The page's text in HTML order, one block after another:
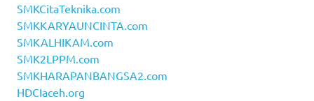
SMKCitaTeknika.com
SMKKARYAUNCINTA.com
SMKALHIKAM.com
SMK2LPPM.com
SMKHARAPANBANGSA2.com
HDCIaceh.org